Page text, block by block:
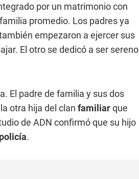
por un matrimonio con
promedio. Los padres ya
empezaron a ejercer sus
El otro se dedicó a ser sereno
El padre de familia y sus dos
otra hija del clan familiarque
de ADN confirmó que su hijo
policía.